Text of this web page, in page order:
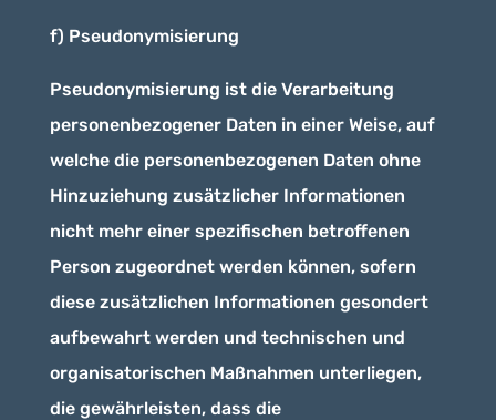
f) Pseudonymisierung
Pseudonymisierung ist die Verarbeitung
personenbezogener Daten in einer Weise, auf
welche die personenbezogenen Daten ohne
Hinzuziehung zusätzlicher Informationen
nicht mehr einer spezifischen betroffenen
Person zugeordnet werden können, sofern
diese zusätzlichen Informationen gesondert
aufbewahrt werden und technischen und
organisatorischen Maßnahmen unterliegen,
die gewährleisten, dass die